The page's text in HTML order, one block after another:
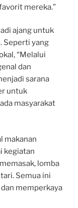
mereka.”
ajang untuk
Seperti yang
“Melalui
dan
sarana
untuk
masyarakat
makanan
kegiatan
lomba
Semua ini
memperkaya